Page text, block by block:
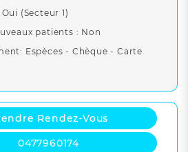
(Secteur 1)
patients : Non
Espèces - Chèque - Carte
Rendez-Vous
0477960174